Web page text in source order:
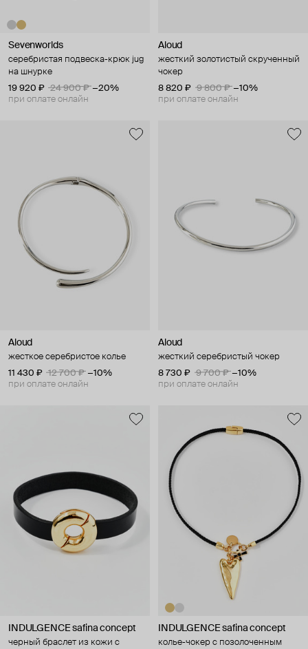
Sevenworlds
серебристая подвеска-крюк jug
на шнурке
19 920 ₽
24 900 ₽ −20%
при оплате онлайн
Aloud
жесткий золотистый скрученный
чокер
8 820 ₽
9 800 ₽ −10%
при оплате онлайн
Aloud
жесткое серебристое колье
11 430 ₽
12 700 ₽ −10%
при оплате онлайн
Aloud
жесткий серебристый чокер
8 730 ₽
9 700 ₽ −10%
при оплате онлайн
INDULGENCE safina concept
черный браслет из кожи с
INDULGENCE safina concept
колье-чокер с позолоченным